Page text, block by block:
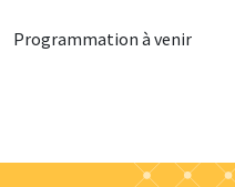
Programmation à venir